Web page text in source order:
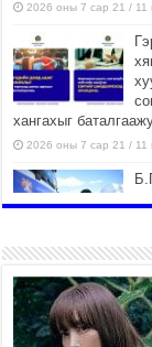
2026 оны 7 сар 21 / 11
хангахыг
2026 оны 7 сар 21 / 11
2026 оны 7 сар 21 / 10